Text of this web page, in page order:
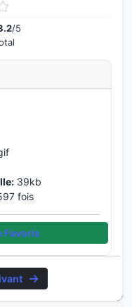
/5
39kb
fois
Favoris